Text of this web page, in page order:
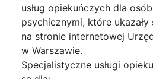
usług opiekuńczych dla
psychicznymi, które ukazały
na stronie internetowej
w Warszawie.
Specjalistyczne usługi